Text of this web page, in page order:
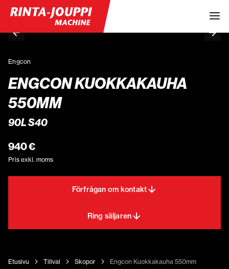
Engcon
ENGCON KUOKKAKAUHA
550MM
90L S40
940 €
Pris exkl. moms
Förfrågan om kontakt
Ring säljaren
Etusivu Tillval Skopor Engcon Kuokkakauha 550mm